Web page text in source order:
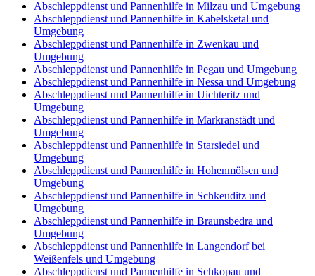
Abschleppdienst und Pannenhilfe in Milzau und Umgebung
Abschleppdienst und Pannenhilfe in Kabelsketal und
Umgebung
Abschleppdienst und Pannenhilfe in Zwenkau und
Umgebung
Abschleppdienst und Pannenhilfe in Pegau und Umgebung
Abschleppdienst und Pannenhilfe in Nessa und Umgebung
Abschleppdienst und Pannenhilfe in Uichteritz und
Umgebung
Abschleppdienst und Pannenhilfe in Markranstädt und
Umgebung
Abschleppdienst und Pannenhilfe in Starsiedel und
Umgebung
Abschleppdienst und Pannenhilfe in Hohenmölsen und
Umgebung
Abschleppdienst und Pannenhilfe in Schkeuditz und
Umgebung
Abschleppdienst und Pannenhilfe in Braunsbedra und
Umgebung
Abschleppdienst und Pannenhilfe in Langendorf bei
Weißenfels und Umgebung
Abschleppdienst und Pannenhilfe in Schkopau und